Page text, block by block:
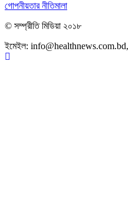
গোপনীয়তার নীতিমালা
© সম্প্রীতি মিডিয়া ২০১৮
ইমেইল: info@healthnews.com.bd,
Scroll